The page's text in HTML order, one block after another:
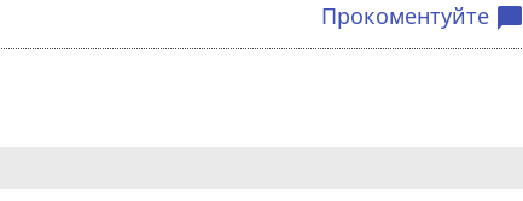
Прокоментуйте chat_bubble